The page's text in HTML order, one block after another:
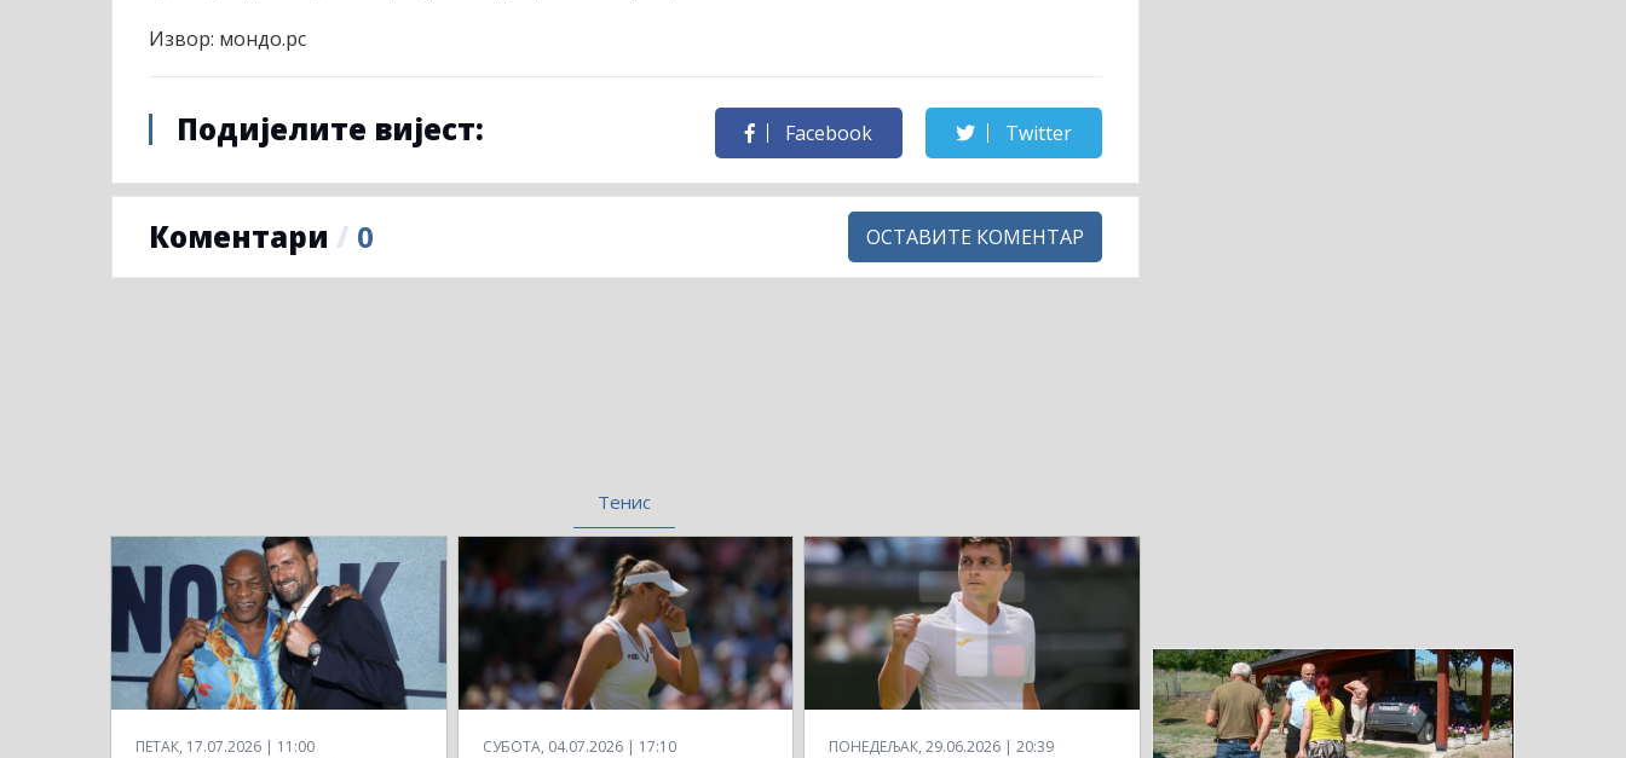
Извор: мондо.рс
Подијелите вијест: Facebook Twitter
Коментари / 0 ОСТАВИТЕ КОМЕНТАР
Тенис
ПЕТАК, 17.07.2026 | 11:00 СУБОТА, 04.07.2026 | 17:10 ПОНЕДЕЉАК, 29.06.2026 | 20:39